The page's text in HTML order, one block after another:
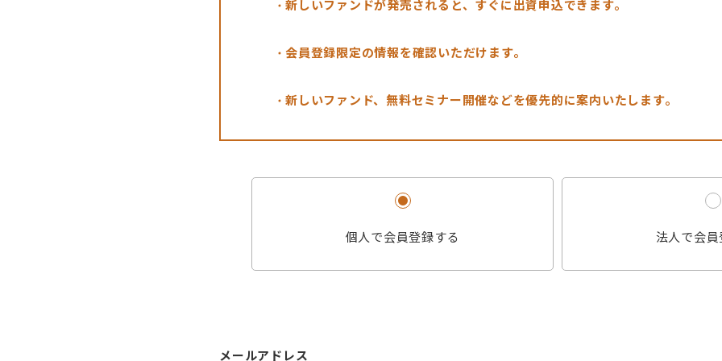
新しいファンドが発売されると、すぐに出資申込できます。
会員登録限定の情報を確認いただけます。
新しいファンド、無料セミナー開催などを優先的に案内いたします。
個人で会員登録する 法人で会
メールアドレス